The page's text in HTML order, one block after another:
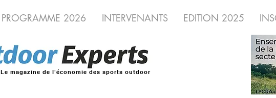
PROGRAMME 2026 INTERVENANTS EDITION 2025
Le magazine de l'économie des sports outdoor